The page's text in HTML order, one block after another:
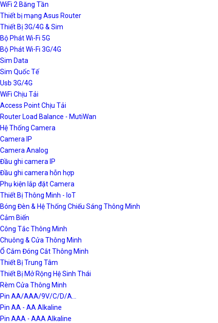
WiFi 2 Băng Tần
Thiết bị mạng Asus Router
Thiết Bị 3G/4G & Sim
Bộ Phát Wi-Fi 5G
Bộ Phát Wi-Fi 3G/4G
Sim Data
Sim Quốc Tế
Usb 3G/4G
WiFi Chịu Tải
Access Point Chịu Tải
Router Load Balance - MutiWan
Hệ Thống Camera
Camera IP
Camera Analog
Đầu ghi camera IP
Đầu ghi camera hỗn hợp
Phụ kiện lắp đặt Camera
Thiết Bị Thông Minh - IoT
Bóng Đèn & Hệ Thống Chiếu Sáng Thông Minh
Cảm Biến
Công Tắc Thông Minh
Chuông & Cửa Thông Minh
Ổ Cắm Đóng Cắt Thông Minh
Thiết Bị Trung Tâm
Thiết Bị Mở Rộng Hệ Sinh Thái
Rèm Cửa Thông Minh
Pin AA/AAA/9V/C/D/A...
Pin AA - AA Alkaline
Pin AAA - AAA Alkaline